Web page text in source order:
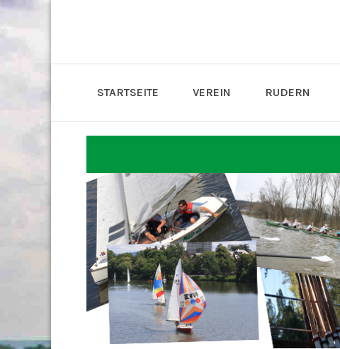
STARTSEITE VEREIN RUDERN